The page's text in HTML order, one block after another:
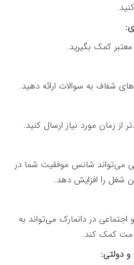
کمک بگیرید.
شفاف به سوالات ارائه دهید.
از زمان مورد نیاز ارسال کنید.
می‌تواند شانس موفقیت شما در
شغل را افزایش دهد.
اجتماعی در دانمارک می‌تواند به
کمک کند.
و دولتی: